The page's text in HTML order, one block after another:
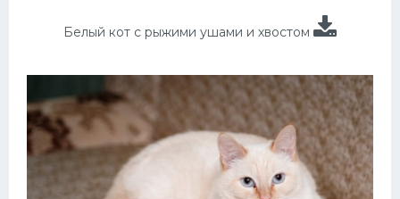
Белый кот с рыжими ушами и хвостом